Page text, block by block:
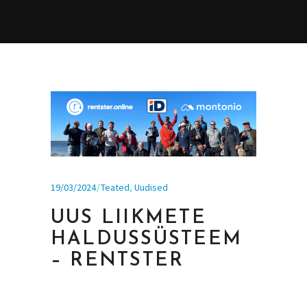
19/03/2024 Teated, Uudised
UUS LIIKMETE
HALDUSSÜSTEEM
– RENTSTER